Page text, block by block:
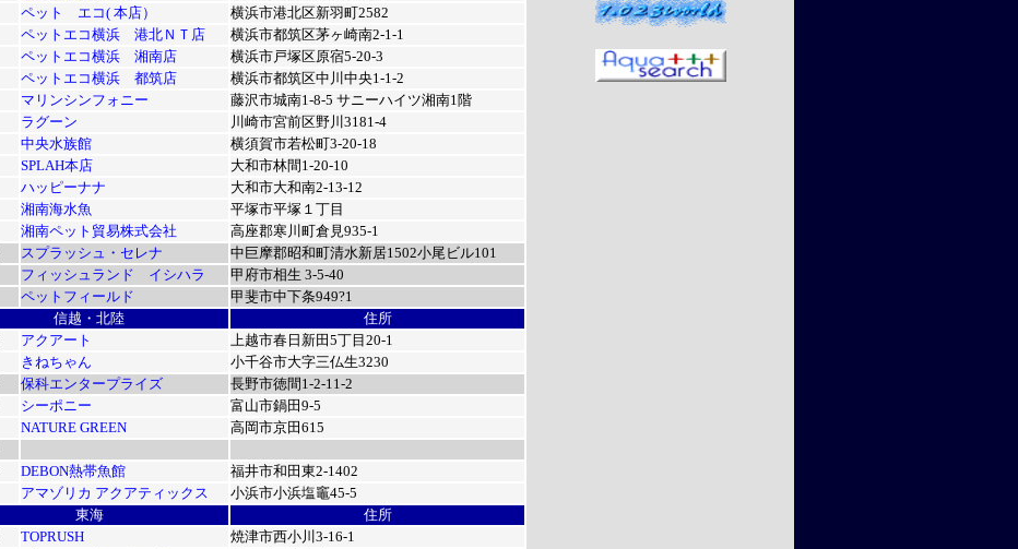
ペット エコ( 本店）
横浜市港北区新羽町2582
ペットエコ横浜 港北ＮＴ店
横浜市都筑区茅ヶ崎南2-1-1
ペットエコ横浜 湘南店
横浜市戸塚区原宿5-20-3
ペットエコ横浜 都筑店
横浜市都筑区中川中央1-1-2
マリンシンフォニー
藤沢市城南1-8-5 サニーハイツ湘南1階
ラグーン
川崎市宮前区野川3181-4
中央水族館
横須賀市若松町3-20-18
SPLAH本店
大和市林間1-20-10
ハッピーナナ
大和市大和南2-13-12
湘南海水魚
平塚市平塚１丁目
湘南ペット貿易株式会社
高座郡寒川町倉見935-1
スプラッシュ・セレナ
中巨摩郡昭和町清水新居1502小尾ビル101
フィッシュランド イシハラ
甲府市相生 3-5-40
ペットフィールド
甲斐市中下条949?1
信越・北陸
住所
アクアート
上越市春日新田5丁目20-1
きねちゃん
小千谷市大字三仏生3230
保科エンタープライズ
長野市徳間1-2-11-2
シーポニー
富山市鍋田9-5
NATURE GREEN
高岡市京田615
DEBON熱帯魚館
福井市和田東2-1402
アマゾリカ アクアティックス
小浜市小浜塩竈45-5
東海
住所
TOPRUSH
焼津市西小川3-16-1